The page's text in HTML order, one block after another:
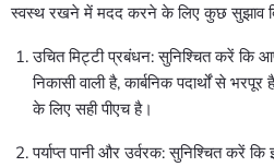
स्वस्थ रखने में मदद करने के लिए कुछ सुझाव
उचित मिट्टी प्रबंधन: सुनिश्चित करें कि
निकासी वाली है, कार्बनिक पदार्थों से
के लिए सही पीएच है।
पर्याप्त पानी और उर्वरक: सुनिश्चित करें